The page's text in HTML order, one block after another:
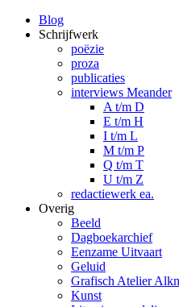
Blog
Schrijfwerk
poëzie
proza
publicaties
interviews Meander
A t/m D
E t/m H
I t/m L
M t/m P
Q t/m T
U t/m Z
redactiewerk ea.
Overig
Beeld
Dagboekarchief
Eenzame Uitvaart
Geluid
Grafisch Atelier
Kunst